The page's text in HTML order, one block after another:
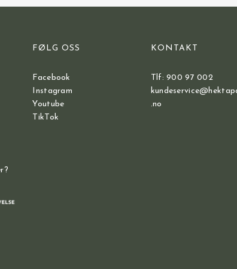
FØLG OSS
Facebook
Instagram
Youtube
TikTok
KONTAKT
Tlf: 900 97 002
.no